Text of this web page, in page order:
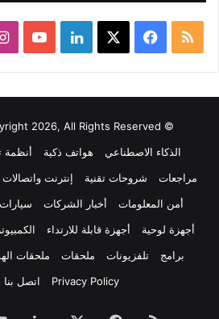
ملخص
الموقع
RSS
فيسبوك لينكدإن
© Copyright 2026, All Rights Reserved |
الذكاء الاصطناعي
هواتف ذكية أنظمة
مراجعات
شروحات تقنية إنترنت واتصالات
أمن المعلومات
أخبار الشركات
أجهزة لوحية
أجهزة قابلة للارتداء الكمبيوتر
برامج
تلفزيونات ملحقات ملحقات
Privacy Policy
اتصل بنا